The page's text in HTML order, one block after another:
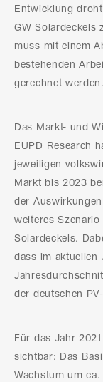
Entwicklung
GW Solardeckels
muss mit einem
bestehenden
gerechnet werden.
Das Markt- und
EUPD Research
jeweiligen
Markt bis 2023
der
weiteres
Solardeckels.
dass im aktuellen
der deutschen
Für das Jahr
sichtbar: Das
Wachstum um